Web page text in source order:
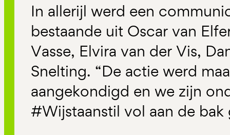
In allerijl werd een
bestaande uit Oscar van
Vasse, Elvira van der Vis,
Snelting. “De actie werd
aangekondigd en we zijn
#Wijstaanstil vol aan de bak